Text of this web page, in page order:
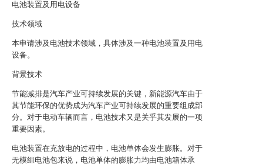
电池装置及用电设备
技术领域
本申请涉及电池技术领域，具体涉及一种电池装置及用电
设备。
背景技术
节能减排是汽车产业可持续发展的关键，新能源汽车由于
其节能环保的优势成为汽车产业可持续发展的重要组成部
分。对于电动车辆而言，电池技术又是关乎其发展的一项
重要因素。
电池装置在充放电的过程中，电池单体会发生膨胀。对于
无模组电池包来说，电池单体的膨胀力均由电池箱体承